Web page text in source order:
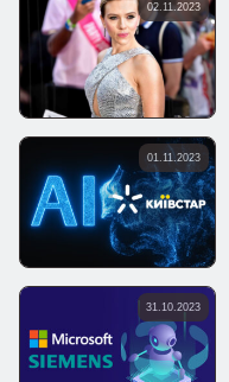
02.11.2023
01.11.2023
31.10.2023